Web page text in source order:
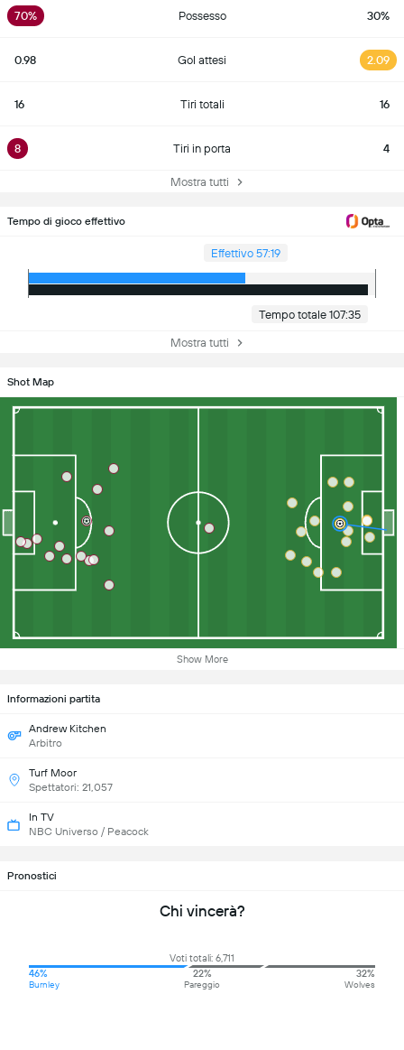
70% Possesso 30%
0.98 Gol attesi 2.09
16 Tiri totali 16
8 Tiri in porta 4
Mostra tutti
Tempo di gioco effettivo
Effettivo 57:19
Tempo totale 107:35
Mostra tutti
Shot Map
Show More
Informazioni partita
Andrew Kitchen
Arbitro
Turf Moor
Spettatori: 21,057
In TV
NBC Universo / Peacock
Pronostici
Chi vincerà?
Voti totali: 6,711
46%
Burnley
22%
Pareggio
32%
Wolves